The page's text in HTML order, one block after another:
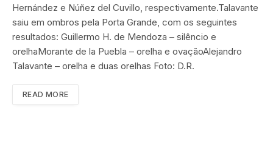
Hernández e Núñez del Cuvillo, respectivamente.Talavante
saiu em ombros pela Porta Grande, com os seguintes
resultados: Guillermo H. de Mendoza – silêncio e
orelhaMorante de la Puebla – orelha e ovaçãoAlejandro
Talavante – orelha e duas orelhas Foto: D.R.
READ MORE